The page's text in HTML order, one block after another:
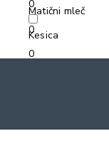
0
Kesica
0
Matični mleč
0